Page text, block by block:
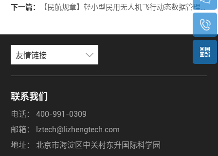
下一篇：
【民航规章】轻小型民用无人机飞行动态数据管理规定
友情链接
联系我们
电话：
400-991-0309
邮箱：
lztech@lizhengtech.com
地址：
北京市海淀区中关村东升国际科学园